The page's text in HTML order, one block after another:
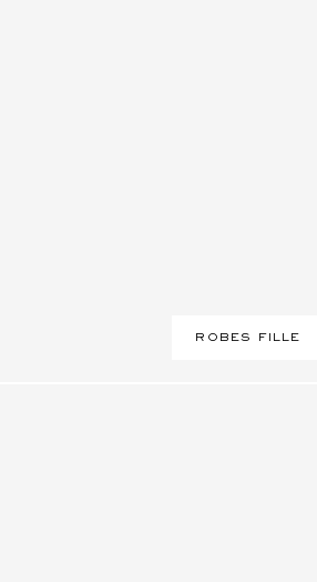
ROBES FILLE